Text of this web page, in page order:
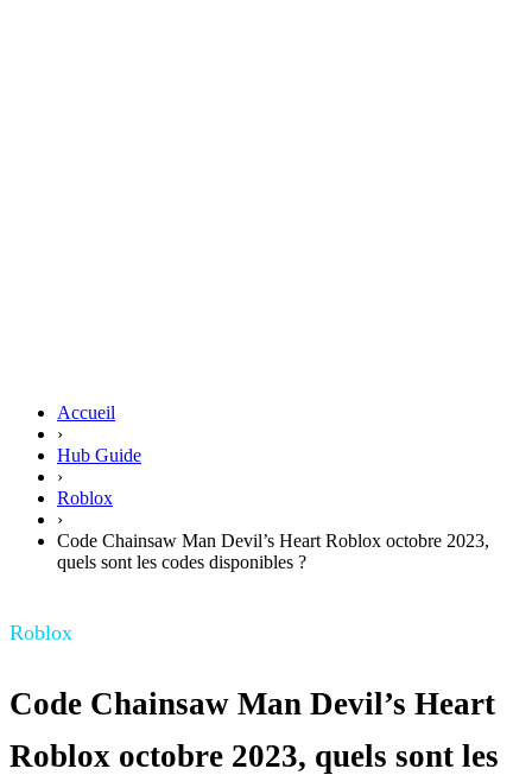
Accueil
›
Hub Guide
›
Roblox
›
Code Chainsaw Man Devil’s Heart Roblox octobre 2023,
quels sont les codes disponibles ?
Roblox
Code Chainsaw Man Devil’s Heart
Roblox octobre 2023, quels sont les